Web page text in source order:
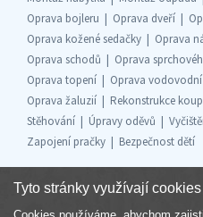
Oprava bojleru
Oprava dveří
Oprava kožené sedačky
Oprava
Oprava schodů
Oprava
Oprava topení
Oprava
Oprava žaluzií
Rekonstrukce
Stěhování
Úpravy oděvů
Zapojení pračky
Bezpečnost dětí
Tyto stránky využívají cookies